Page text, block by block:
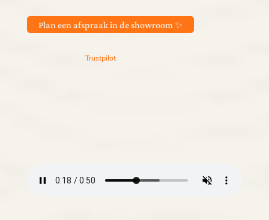
Plan een afspraak in de showroom ✨
Trustpilot